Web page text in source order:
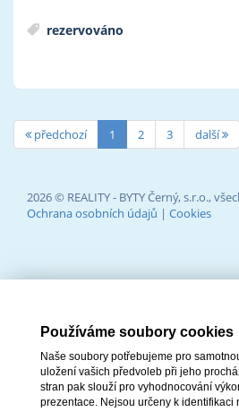
rezervováno
předchozí 1 2 3 další
2026 © REALITY - BYTY Černý, s.r.o.,
Ochrana osobních údajů | Cookies
Používáme soubory cookies
Naše soubory potřebujeme pro
uložení vašich předvoleb při jeho
stran pak slouží pro vyhodnocování
prezentace. Nejsou určeny k identifikaci